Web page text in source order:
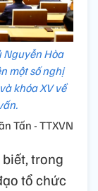
Hòa
một số nghị
khóa XV về
Tấn - TTXVN
trong
tổ chức